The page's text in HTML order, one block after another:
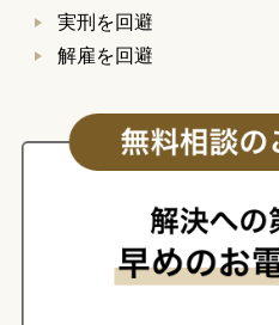
実刑を回避
解雇を回避